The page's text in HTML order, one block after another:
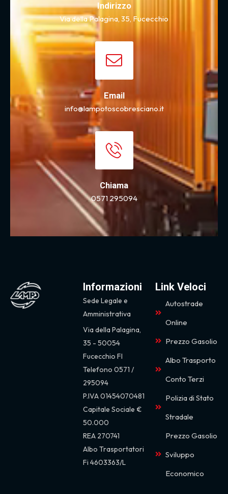
Indirizzo
Via della Palagina, 35, Fucecchio
Email
info@lampotoscobresciano.it
Chiama
0571 295094
Informazioni
Sede Legale e
Amministrativa
Via della Palagina,
35 - 50054
Fucecchio FI
Telefono 0571 /
295094
P.IVA 01454070481
Capitale Sociale €
50.000
REA 270741
Albo Trasportatori
Fi 4603363/L
Link Veloci
Autostrade
Online
Prezzo Gasolio
Albo Trasporto
Conto Terzi
Polizia di Stato
Stradale
Prezzo Gasolio
Sviluppo
Economico